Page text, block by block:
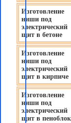
Изготовление
ниши под
электрический
щит в бетоне
Изготовление
ниши под
электрический
щит в кирпиче
Изготовление
ниши под
электрический
щит в